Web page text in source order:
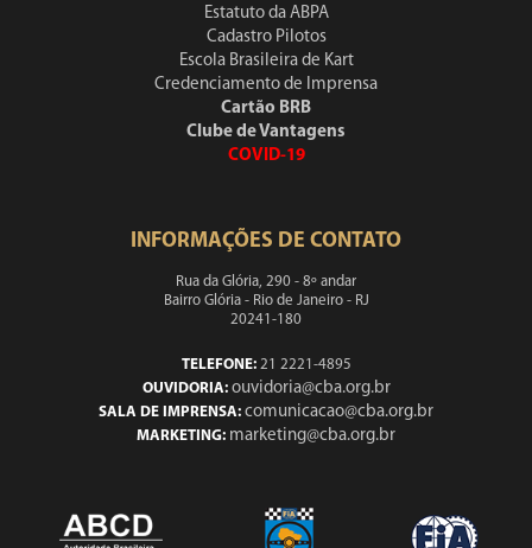
Estatuto da ABPA
Cadastro Pilotos
Escola Brasileira de Kart
Credenciamento de Imprensa
Cartão BRB
Clube de Vantagens
COVID-19
INFORMAÇÕES DE CONTATO
Rua da Glória, 290 - 8º andar
Bairro Glória - Rio de Janeiro - RJ
20241-180
TELEFONE:21 2221-4895
OUVIDORIA: ouvidoria@cba.org.br
SALA DE IMPRENSA: comunicacao@cba.org.br
MARKETING: marketing@cba.org.br